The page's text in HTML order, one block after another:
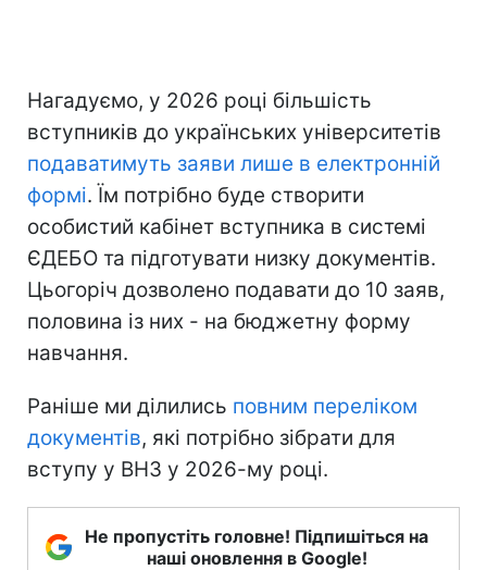
Нагадуємо, у 2026 році більшість
вступників до українських університетів
подаватимуть заяви лише в електронній
формі. Їм потрібно буде створити
особистий кабінет вступника в системі
ЄДЕБО та підготувати низку документів.
Цьогоріч дозволено подавати до 10 заяв,
половина із них - на бюджетну форму
навчання.
Раніше ми ділились повним переліком
документів, які потрібно зібрати для
вступу у ВНЗ у 2026-му році.
Не пропустіть головне! Підпишіться на
наші оновлення в Google!